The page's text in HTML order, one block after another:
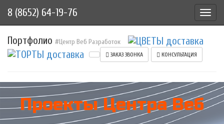
8 (8652) 64-19-76
Портфолио #Центр Веб Разработок
ЗАКАЗ ЗВОНКА КОНСУЛЬТАЦИЯ
Проекты Центра Веб